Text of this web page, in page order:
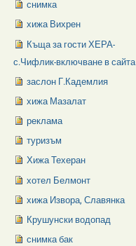
снимка
хижа Вихрен
Къща за гости ХЕРА-
с.Чифлик-включване в сайта
заслон Г.Кадемлия
хижа Мазалат
реклама
туризъм
Хижа Техеран
хотел Белмонт
хижа Извора, Славянка
Крушунски водопад
снимка бак